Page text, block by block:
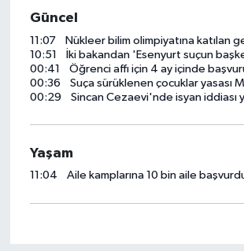
Güncel
11:07
Nükleer bilim olimpiyatına katılan gençler
10:51
İki bakandan 'Esenyurt suçun başkenti
00:41
Öğrenci affı için 4 ay içinde başvuru
00:36
Suça sürüklenen çocuklar yasası
00:29
Sincan Cezaevi'nde isyan iddiası
Yaşam
11:04 Aile kamplarına 10 bin aile